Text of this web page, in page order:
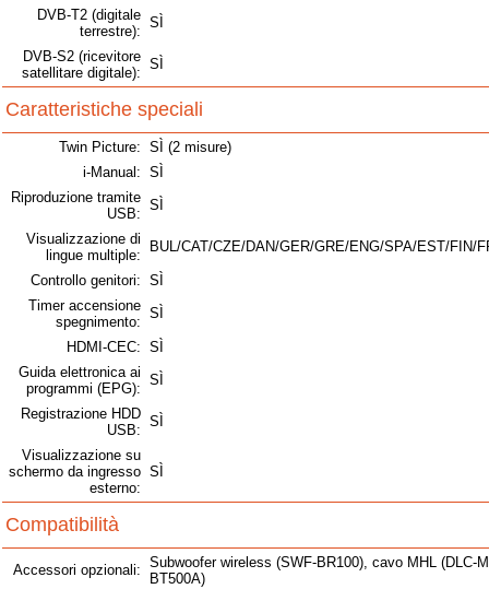
DVB-T2 (digitale
terrestre):
SÌ
DVB-S2 (ricevitore
satellitare digitale):
SÌ
Caratteristiche speciali
Twin Picture: SÌ (2 misure)
i-Manual: SÌ
Riproduzione tramite
USB:
SÌ
Visualizzazione di
lingue multiple:
BUL/CAT/CZE/DAN/GER/GRE/ENG/SPA/EST/FIN/
Controllo genitori: SÌ
Timer accensione
spegnimento:
SÌ
HDMI-CEC: SÌ
Guida elettronica ai
programmi (EPG):
SÌ
Registrazione HDD
USB:
SÌ
Visualizzazione su
schermo da ingresso
esterno:
SÌ
Compatibilità
Accessori opzionali: Subwoofer wireless (SWF-BR100), cavo MHL (DLC-
BT500A)